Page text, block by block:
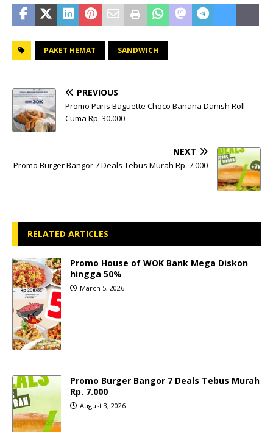
PAKET HEMAT SANDWICH
PREVIOUS
Promo Paris Baguette Choco Banana Danish Roll
Cuma Rp. 30.000
NEXT
Promo Burger Bangor 7 Deals Tebus Murah Rp. 7.000
RELATED ARTICLES
Promo House of WOK Bank Mega Diskon
hingga 50%
March 5, 2026
Promo Burger Bangor 7 Deals Tebus Murah
Rp. 7.000
August 3, 2026